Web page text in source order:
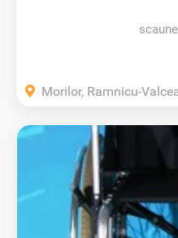
Morilor, Ramnicu-Valcea,